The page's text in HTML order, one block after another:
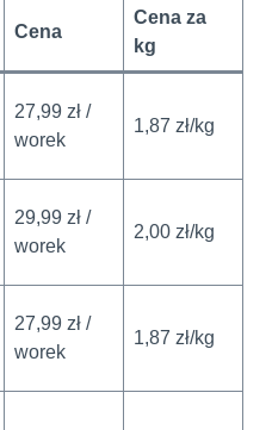
Cena
Cena za
kg
27,99 zł /
worek
1,87 zł/kg
29,99 zł /
worek
2,00 zł/kg
27,99 zł /
worek
1,87 zł/kg